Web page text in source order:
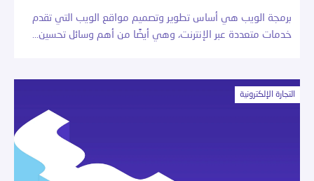
برمجة الويب هي أساس تطوير وتصميم مواقع الويب التي تقدم
خدمات متعددة عبر الإنترنت، وهي أيضًا من أهم وسائل تحسين…
التجارة الإلكترونية